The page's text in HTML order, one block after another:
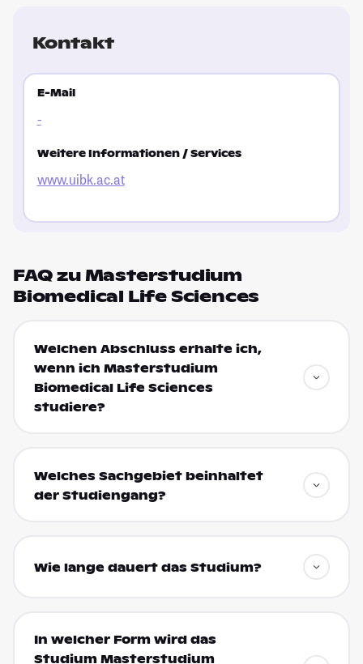
Kontakt
E-Mail
-
Weitere Informationen / Services
www.uibk.ac.at
FAQ zu Masterstudium
Biomedical Life Sciences
Welchen Abschluss erhalte ich,
wenn ich Masterstudium
Biomedical Life Sciences
studiere?
Welches Sachgebiet beinhaltet
der Studiengang?
Wie lange dauert das Studium?
In welcher Form wird das
Studium Masterstudium